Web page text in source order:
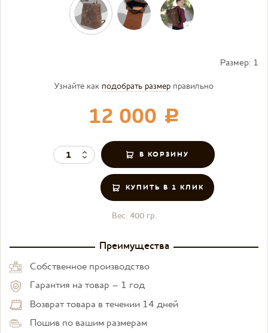
Узнайте как подобрать размер правильно
12 000 c
КУПИТЬ В 1 КЛИК
Размер: 1
Вес: 400 гр.
Преимущества
Собственное производство
Гарантия на товар – 1 год
Возврат товара в течении 14 дней
Пошив по вашим размерам